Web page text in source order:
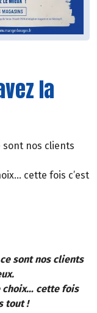
la
sont nos clients
cette fois c’est
sont nos clients
choix… cette fois
tout !